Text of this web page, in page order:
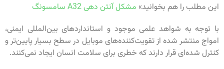
این مطلب را هم بخوانید» مشکل آنتن دهی A32 سامسونگ
با توجه به شواهد علمی موجود و استانداردهای بین‌المللی ایمنی،
امواج منتشر شده از تقویت‌کننده‌های موبایل در سطح بسیار پایین‌تر و
کنترل شده‌ای قرار دارند که خطری برای سلامت انسان ایجاد نمی‌کنند.